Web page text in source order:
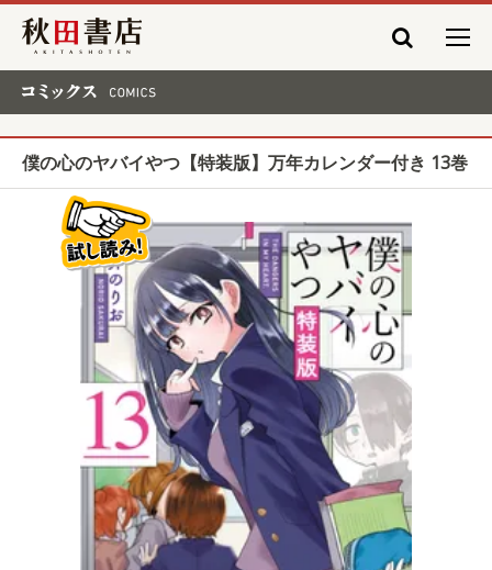
秋田書店
僕の心のヤバイやつ【特装版】万年カレンダー付き 13巻